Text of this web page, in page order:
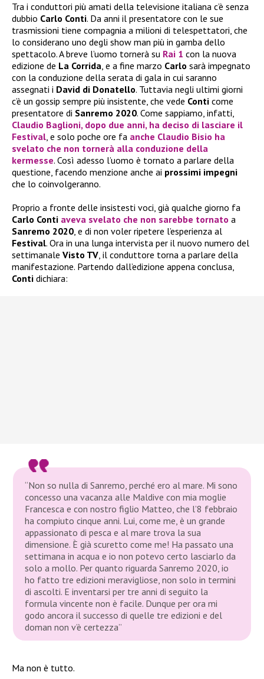
Tra i conduttori più amati della televisione italiana c’è senza
dubbio Carlo Conti. Da anni il presentatore con le sue
trasmissioni tiene compagnia a milioni di telespettatori, che
lo considerano uno degli show man più in gamba dello
spettacolo. A breve l’uomo tornerà su Rai 1 con la nuova
edizione de La Corrida, e a fine marzo Carlo sarà impegnato
con la conduzione della serata di gala in cui saranno
assegnati i David di Donatello. Tuttavia negli ultimi giorni
c’è un gossip sempre più insistente, che vede Conti come
presentatore di Sanremo 2020. Come sappiamo, infatti,
Claudio Baglioni, dopo due anni, ha deciso di lasciare il
Festival, e solo poche ore fa anche Claudio Bisio ha
svelato che non tornerà alla conduzione della
kermesse. Così adesso l’uomo è tornato a parlare della
questione, facendo menzione anche ai prossimi impegni
che lo coinvolgeranno.
Proprio a fronte delle insistesti voci, già qualche giorno fa
Carlo Conti aveva svelato che non sarebbe tornato a
Sanremo 2020, e di non voler ripetere l’esperienza al
Festival. Ora in una lunga intervista per il nuovo numero del
settimanale Visto TV, il conduttore torna a parlare della
manifestazione. Partendo dall’edizione appena conclusa,
Conti dichiara:
“Non so nulla di Sanremo, perché ero al mare. Mi sono
concesso una vacanza alle Maldive con mia moglie
Francesca e con nostro figlio Matteo, che l’8 febbraio
ha compiuto cinque anni. Lui, come me, è un grande
appassionato di pesca e al mare trova la sua
dimensione. È già scuretto come me! Ha passato una
settimana in acqua e io non potevo certo lasciarlo da
solo a mollo. Per quanto riguarda Sanremo 2020, io
ho fatto tre edizioni meravigliose, non solo in termini
di ascolti. E inventarsi per tre anni di seguito la
formula vincente non è facile. Dunque per ora mi
godo ancora il successo di quelle tre edizioni e del
doman non v’è certezza”
Ma non è tutto.